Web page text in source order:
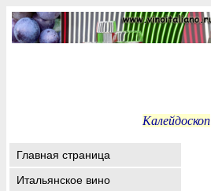
Калейдоскоп
Главная страница
Итальянское вино